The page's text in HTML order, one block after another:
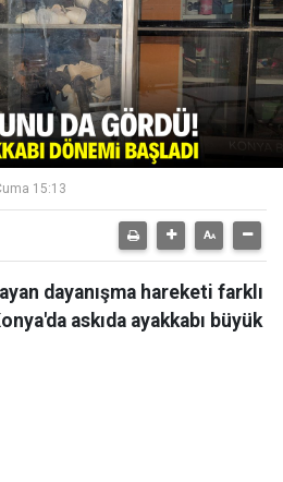
15:13
dayanışma hareketi farklı
askıda ayakkabı büyük